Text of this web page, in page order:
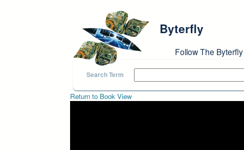
Byterfly
Follow The
Search Term
Return to Book View